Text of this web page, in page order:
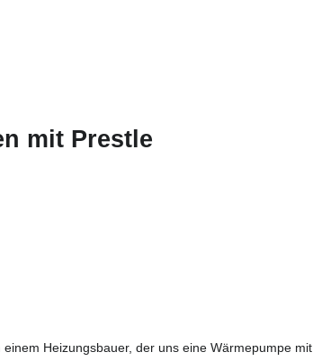
mit Prestle
einem Heizungsbauer, der uns eine Wärmepumpe mit